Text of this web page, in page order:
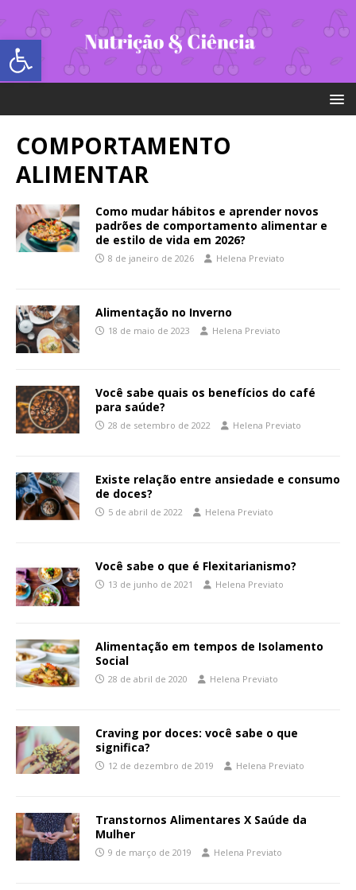
Abrir a barra de ferramentas
COMPORTAMENTO
ALIMENTAR
Como mudar hábitos e aprender novos
padrões de comportamento alimentar e
de estilo de vida em 2026?
8 de janeiro de 2026 Helena Previato
Alimentação no Inverno
18 de maio de 2023 Helena Previato
Você sabe quais os benefícios do café
para saúde?
28 de setembro de 2022 Helena Previato
Existe relação entre ansiedade e consumo
de doces?
5 de abril de 2022 Helena Previato
Você sabe o que é Flexitarianismo?
13 de junho de 2021 Helena Previato
Alimentação em tempos de Isolamento
Social
28 de abril de 2020 Helena Previato
Craving por doces: você sabe o que
significa?
12 de dezembro de 2019 Helena Previato
Transtornos Alimentares X Saúde da
Mulher
9 de março de 2019 Helena Previato